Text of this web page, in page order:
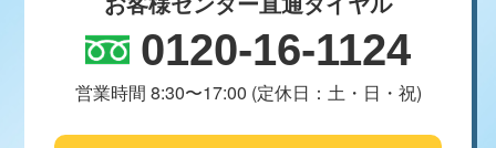
0120-16-1124
営業時間 8:30〜17:00 (定休日：土・日・祝)